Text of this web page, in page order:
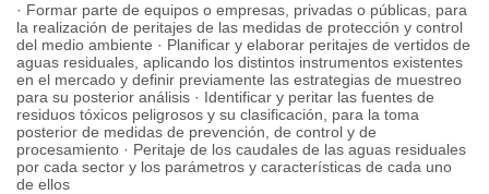
· Formar parte de equipos o empresas, privadas o públicas, para
la realización de peritajes de las medidas de protección y control
del medio ambiente · Planificar y elaborar peritajes de vertidos de
aguas residuales, aplicando los distintos instrumentos existentes
en el mercado y definir previamente las estrategias de muestreo
para su posterior análisis · Identificar y peritar las fuentes de
residuos tóxicos peligrosos y su clasificación, para la toma
posterior de medidas de prevención, de control y de
procesamiento · Peritaje de los caudales de las aguas residuales
por cada sector y los parámetros y características de cada uno
de ellos